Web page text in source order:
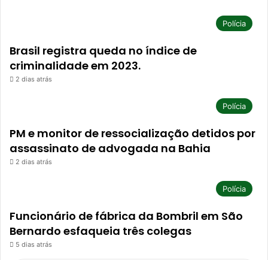
Polícia
Brasil registra queda no índice de
criminalidade em 2023.
2 dias atrás
Polícia
PM e monitor de ressocialização detidos por
assassinato de advogada na Bahia
2 dias atrás
Polícia
Funcionário de fábrica da Bombril em São
Bernardo esfaqueia três colegas
5 dias atrás